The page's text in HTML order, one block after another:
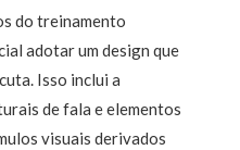
do treinamento
adotar um design que
Isso inclui a
de fala e elementos
visuais derivados